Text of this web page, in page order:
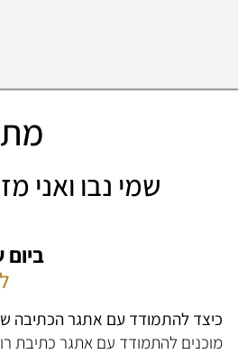
שמי נבו ואני
כיצד להתמודד עם אתגר הכתיבה
מוכנים להתמודד עם אתגר כתיבת